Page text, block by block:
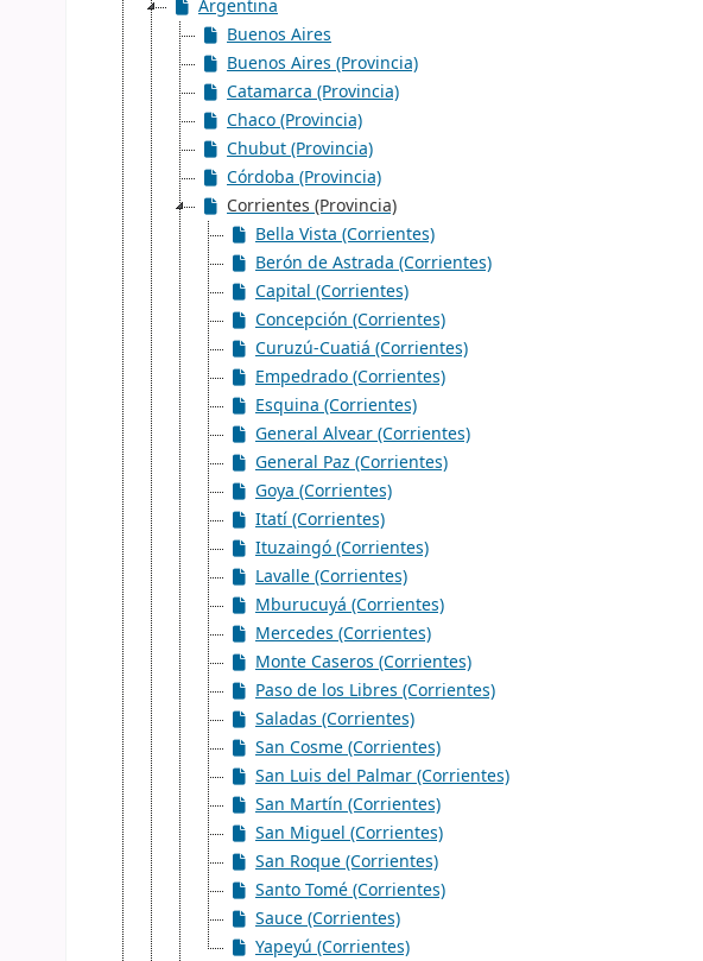
Argentina
Buenos Aires
Buenos Aires (Provincia)
Catamarca (Provincia)
Chaco (Provincia)
Chubut (Provincia)
Córdoba (Provincia)
Corrientes (Provincia)
Bella Vista (Corrientes)
Berón de Astrada (Corrientes)
Capital (Corrientes)
Concepción (Corrientes)
Curuzú-Cuatiá (Corrientes)
Empedrado (Corrientes)
Esquina (Corrientes)
General Alvear (Corrientes)
General Paz (Corrientes)
Goya (Corrientes)
Itatí (Corrientes)
Ituzaingó (Corrientes)
Lavalle (Corrientes)
Mburucuyá (Corrientes)
Mercedes (Corrientes)
Monte Caseros (Corrientes)
Paso de los Libres (Corrientes)
Saladas (Corrientes)
San Cosme (Corrientes)
San Luis del Palmar (Corrientes)
San Martín (Corrientes)
San Miguel (Corrientes)
San Roque (Corrientes)
Santo Tomé (Corrientes)
Sauce (Corrientes)
Yapeyú (Corrientes)